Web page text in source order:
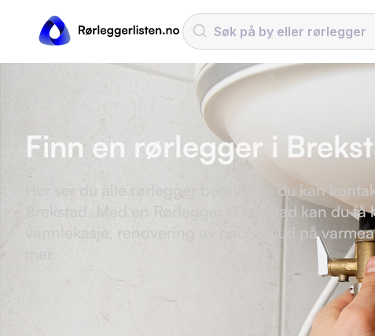
Finn en rørlegger i
Her ser du alle rørlegger bedriftene du kan
Brekstad. Med en Rørlegger i Brekstad kan du få
vannlekasje, renovering av bad, tilbud på